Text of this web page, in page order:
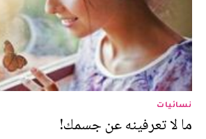
نسائيات
ما لا تعرفينه عن جسمك!